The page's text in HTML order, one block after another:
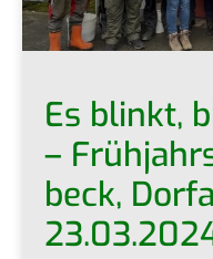
Es blinkt,
–
beck,